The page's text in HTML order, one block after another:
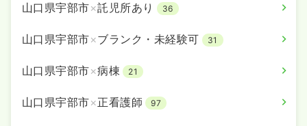
山口県宇部市×託児所あり 36
山口県宇部市×ブランク・未経験可 31
山口県宇部市×病棟 21
山口県宇部市×正看護師 97